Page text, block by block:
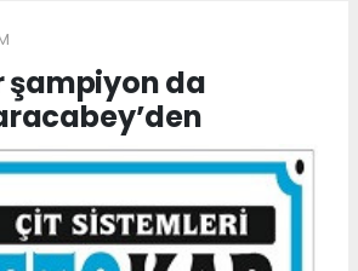
şampiyon da